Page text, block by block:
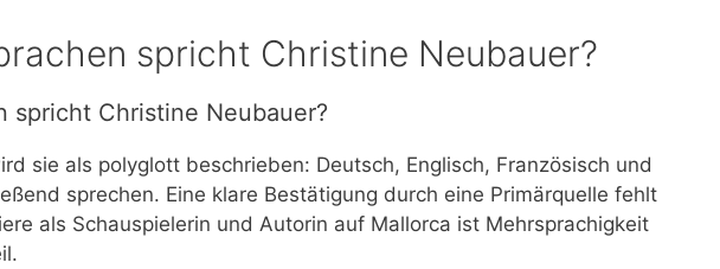
spricht Christine Neubauer?
spricht Christine Neubauer?
sie als polyglott beschrieben: Deutsch, Englisch, Französisch und
sprechen. Eine klare Bestätigung durch eine Primärquelle fehlt
als Schauspielerin und Autorin auf Mallorca ist Mehrsprachigkeit